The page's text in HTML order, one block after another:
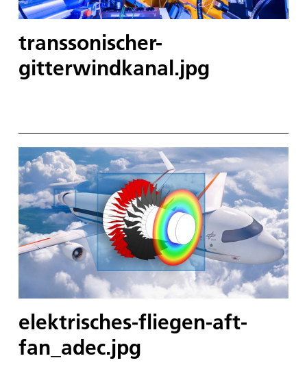
transsonischer-
gitterwindkanal.jpg
elektrisches-fliegen-aft-
fan_adec.jpg